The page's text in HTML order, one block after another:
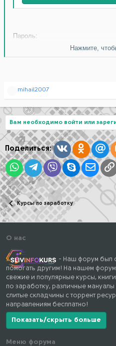
Пароль:
Скачать без
Нажмите,
Р
ц
и
и
:
mihail2007
Вам необходимо войти или
Поделиться: Вконтакте
WhatsAppTelegram
Viber Skype
Курсы по заработку
О нас
- Наш форум был
помогать другим! На нашем
свежие и популярные курсы,
по заработку, различные
слитые складчины с торрент
направлениям бесплатно!
Показать/скрыть больше
Меню форума